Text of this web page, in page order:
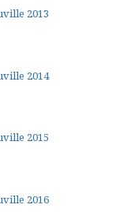
2013
2014
2015
2016